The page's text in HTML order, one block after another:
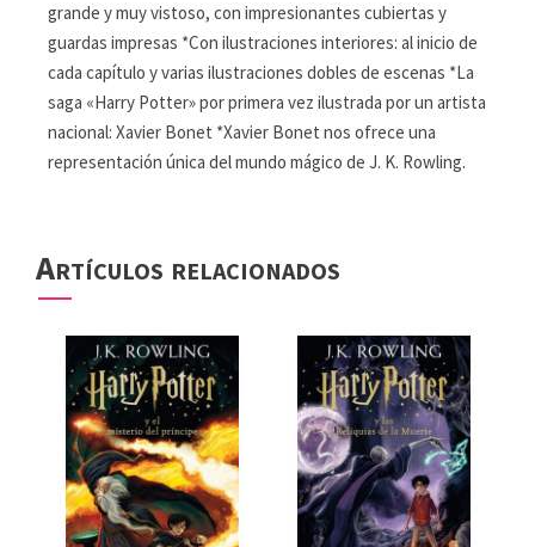
grande y muy vistoso, con impresionantes cubiertas y
guardas impresas *Con ilustraciones interiores: al inicio de
cada capítulo y varias ilustraciones dobles de escenas *La
saga «Harry Potter» por primera vez ilustrada por un artista
nacional: Xavier Bonet *Xavier Bonet nos ofrece una
representación única del mundo mágico de J. K. Rowling.
Artículos relacionados